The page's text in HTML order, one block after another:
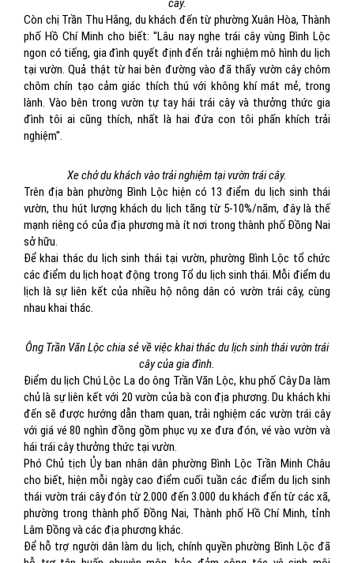
cây.
Còn chị Trần Thu Hằng, du khách đến từ phường Xuân Hòa, Thành
phố Hồ Chí Minh cho biết: ''Lâu nay nghe trái cây vùng Bình Lộc
ngon có tiếng, gia đình quyết định đến trải nghiệm mô hình du lịch
tại vườn. Quả thật từ hai bên đường vào đã thấy vườn cây chôm
chôm chín tạo cảm giác thích thú với không khí mát mẻ, trong
lành. Vào bên trong vườn tự tay hái trái cây và thưởng thức gia
đình tôi ai cũng thích, nhất là hai đứa con tôi phấn khích trải
nghiệm''.
Xe chở du khách vào trải nghiệm tại vườn trái cây.
Trên địa bàn phường Bình Lộc hiện có 13 điểm du lịch sinh thái
vườn, thu hút lượng khách du lịch tăng từ 5-10%/năm, đây là thế
mạnh riêng có của địa phương mà ít nơi trong thành phố Đồng Nai
sở hữu.
Để khai thác du lịch sinh thái tại vườn, phường Bình Lộc tổ chức
các điểm du lịch hoạt động trong Tổ du lịch sinh thái. Mỗi điểm du
lịch là sự liên kết của nhiều hộ nông dân có vườn trái cây, cùng
nhau khai thác.
Ông Trần Văn Lộc chia sẻ về việc khai thác du lịch sinh thái vườn trái
cây của gia đình.
Điểm du lịch Chú Lộc La do ông Trần Văn Lộc, khu phố Cây Da làm
chủ là sự liên kết với 20 vườn của bà con địa phương. Du khách khi
đến sẽ được hướng dẫn tham quan, trải nghiệm các vườn trái cây
với giá vé 80 nghìn đồng gồm phục vụ xe đưa đón, vé vào vườn và
hái trái cây thưởng thức tại vườn.
Phó Chủ tịch Ủy ban nhân dân phường Bình Lộc Trần Minh Châu
cho biết, hiện mỗi ngày cao điểm cuối tuần các điểm du lịch sinh
thái vườn trái cây đón từ 2.000 đến 3.000 du khách đến từ các xã,
phường trong thành phố Đồng Nai, Thành phố Hồ Chí Minh, tỉnh
Lâm Đồng và các địa phương khác.
Để hỗ trợ người dân làm du lịch, chính quyền phường Bình Lộc đã